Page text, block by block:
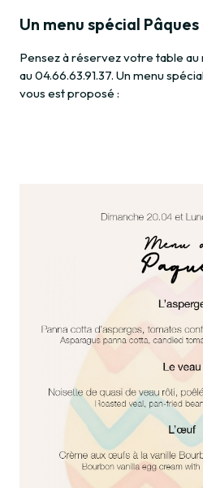
Un menu spécial
Pensez à réservez votre table
au 04.66.63.91.37. Un menu
vous est proposé :